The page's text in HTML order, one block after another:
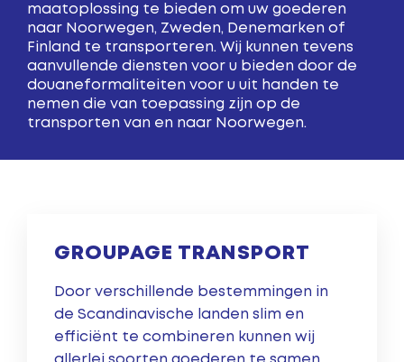
maatoplossing te bieden om uw goederen
naar Noorwegen, Zweden, Denemarken of
Finland te transporteren. Wij kunnen tevens
aanvullende diensten voor u bieden door de
douaneformaliteiten voor u uit handen te
nemen die van toepassing zijn op de
transporten van en naar Noorwegen.
GROUPAGE TRANSPORT
Door verschillende bestemmingen in
de Scandinavische landen slim en
efficiënt te combineren kunnen wij